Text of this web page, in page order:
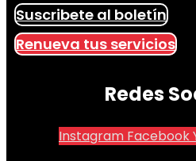
Suscribete al boletín
Renueva tus servicios
Redes
Instagram Facebook